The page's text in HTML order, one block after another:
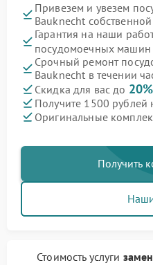
Привезем и увезем
Bauknecht
Гарантия на наши
посудомоечных машин
Срочный ремонт
Bauknecht в течении
Скидка для вас до 20%
Получите 1500 рублей
Оригинальные
Получить
Стоимость услуги